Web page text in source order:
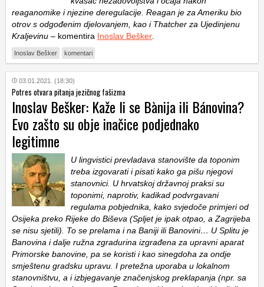
reaganomike i njezine deregulacije. Reagan je za Ameriku bio
otrov s odgođenim djelovanjem, kao i Thatcher za Ujedinjenu
Kraljevinu – komentira Inoslav Bešker
Inoslav Bešker komentari
03.01.2021. (18:30)
Potres otvara pitanja jezičnog fašizma
Inoslav Bešker: Kaže li se Bànija ili Bánovina?
Evo zašto su obje inačice podjednako
legitimne
U lingvistici prevladava stanovište da toponim
treba izgovarati i pisati kako ga pišu njegovi
stanovnici. U hrvatskoj državnoj praksi su
toponimi, naprotiv, kadikad podvrgavani
regulama pobjednika, kako svjedoče primjeri od
Osijeka preko Rijeke do Biševa (Spljet je ipak otpao, a Zagrijeba
se nisu sjetili). To se prelama i na Baniji ili Banovini… U Splitu je
Banovina i dalje ružna zgradurina izgrađena za upravni aparat
Primorske banovine, pa se koristi i kao sinegdoha za ondje
smještenu gradsku upravu. I pretežna uporaba u lokalnom
stanovništvu, a i izbjegavanje značenjskog preklapanja (npr. sa